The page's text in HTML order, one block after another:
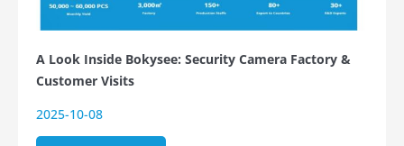
A Look Inside Bokysee: Security Camera Factory &
Customer Visits
2025-10-08